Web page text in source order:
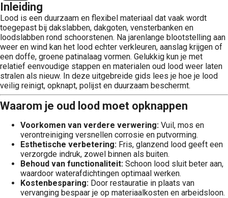
Inleiding
Lood is een duurzaam en flexibel materiaal dat vaak wordt
toegepast bij dakslabben, dakgoten, vensterbanken en
loodslabben rond schoorstenen. Na jarenlange blootstelling aan
weer en wind kan het lood echter verkleuren, aanslag krijgen of
een doffe, groene patinalaag vormen. Gelukkig kun je met
relatief eenvoudige stappen en materialen oud lood weer laten
stralen als nieuw. In deze uitgebreide gids lees je hoe je lood
veilig reinigt, opknapt, polijst en duurzaam beschermt.
Waarom je oud lood moet opknappen
Voorkomen van verdere verwering: Vuil, mos en
verontreiniging versnellen corrosie en putvorming.
Esthetische verbetering: Fris, glanzend lood geeft een
verzorgde indruk, zowel binnen als buiten.
Behoud van functionaliteit: Schoon lood sluit beter aan,
waardoor waterafdichtingen optimaal werken.
Kostenbesparing: Door restauratie in plaats van
vervanging bespaar je op materiaalkosten en arbeidsloon.